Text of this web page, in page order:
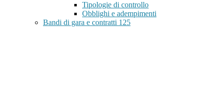
Tipologie di controllo
Obblighi e adempimenti
Bandi di gara e contratti 125